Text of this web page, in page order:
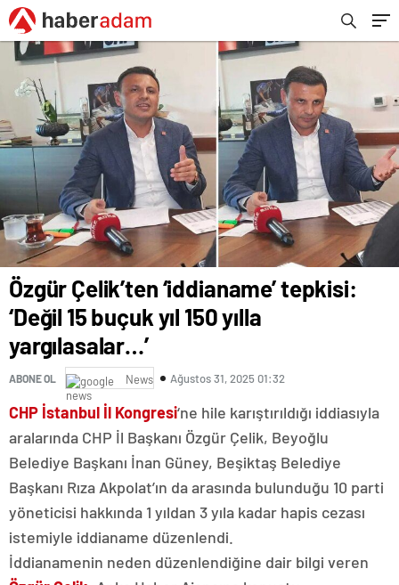
Özgür Çelik’ten ‘iddianame’ tepkisi:
‘Değil 15 buçuk yıl 150 yılla
yargılasalar…’
ABONE OL News Ağustos 31, 2025 01:32
CHP İstanbul İl Kongresi‘ne hile karıştırıldığı iddiasıyla
aralarında CHP İl Başkanı Özgür Çelik, Beyoğlu
Belediye Başkanı İnan Güney, Beşiktaş Belediye
Başkanı Rıza Akpolat’ın da arasında bulunduğu 10 parti
yöneticisi hakkında 1 yıldan 3 yıla kadar hapis cezası
istemiyle iddianame düzenlendi.
İddianamenin neden düzenlendiğine dair bilgi veren